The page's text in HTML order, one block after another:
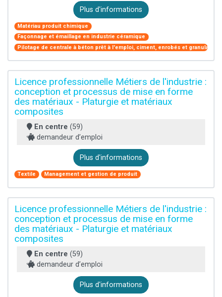
Plus d'informations
Matériau produit chimique
Façonnage et émaillage en industrie céramique
Pilotage de centrale à béton prêt à l'emploi, ciment, enrobés et granulats
Licence professionnelle Métiers de l'industrie :
conception et processus de mise en forme
des matériaux - Platurgie et matériaux
composites
En centre (59)
demandeur d’emploi
Plus d'informations
Textile Management et gestion de produit
Licence professionnelle Métiers de l'industrie :
conception et processus de mise en forme
des matériaux - Platurgie et matériaux
composites
En centre (59)
demandeur d’emploi
Plus d'informations